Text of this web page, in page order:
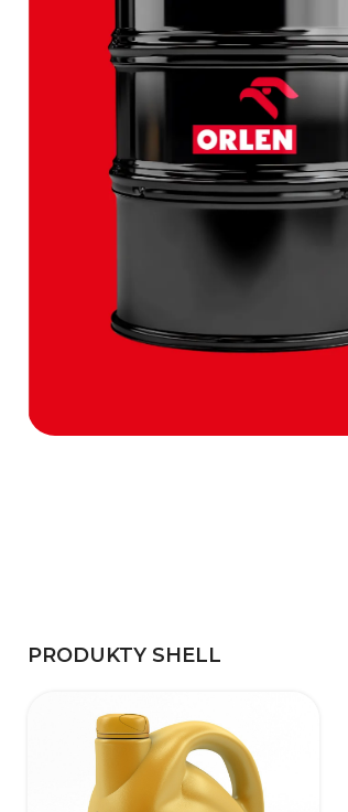
PRODUKTY SHELL